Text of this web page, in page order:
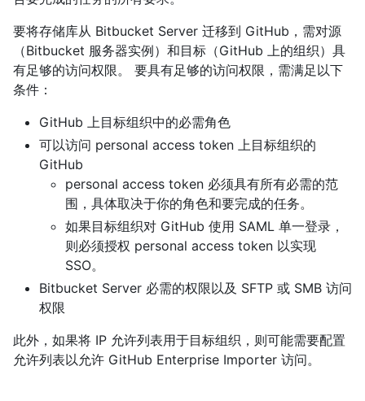
要将存储库从 Bitbucket Server 迁移到 GitHub，需对源
（Bitbucket 服务器实例）和目标（GitHub 上的组织）具
有足够的访问权限。 要具有足够的访问权限，需满足以下
条件：
GitHub 上目标组织中的必需角色
可以访问 personal access token 上目标组织的
GitHub
personal access token 必须具有所有必需的范
围，具体取决于你的角色和要完成的任务。
如果目标组织对 GitHub 使用 SAML 单一登录，
则必须授权 personal access token 以实现
SSO。
Bitbucket Server 必需的权限以及 SFTP 或 SMB 访问
权限
此外，如果将 IP 允许列表用于目标组织，则可能需要配置
允许列表以允许 GitHub Enterprise Importer 访问。